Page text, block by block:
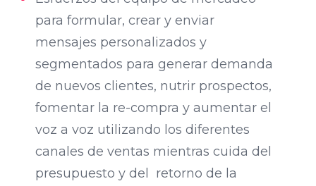
para formular, crear y enviar
mensajes personalizados y
segmentados para generar demanda
de nuevos clientes, nutrir prospectos,
fomentar la re-compra y aumentar el
voz a voz utilizando los diferentes
canales de ventas mientras cuida del
presupuesto y del retorno de la